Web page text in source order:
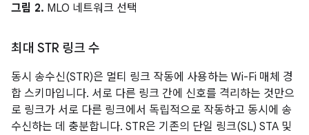
그림 2. MLO 네트워크 선택
최대 STR 링크 수
동시 송수신(STR)은 멀티 링크 작동에 사용하는 Wi-Fi 매체 경
합 스키마입니다. 서로 다른 링크 간에 신호를 격리하는 것만으
로 링크가 서로 다른 링크에서 독립적으로 작동하고 동시에 송
수신하는 데 충분합니다. STR은 기존의 단일 링크(SL) STA 및